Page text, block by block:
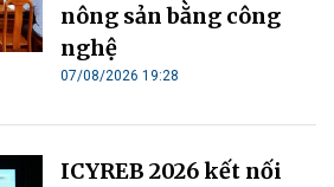
nông sản bằng công
nghệ
07/08/2026 19:28
ICYREB 2026 kết nối